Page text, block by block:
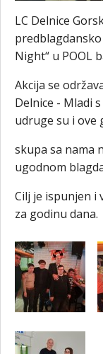
LC Delnice
Night“ u POOL
Akcija se
Delnice - Mladi
udruge su i ove
skupa sa nama
ugodnom
Cilj je ispunjen i
za godinu dana.